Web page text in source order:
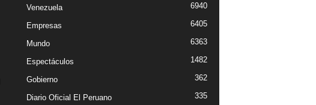
Venezuela 6940
Empresas 6405
Mundo 6363
Espectáculos 1482
Gobierno 362
Diario Oficial El Peruano 335